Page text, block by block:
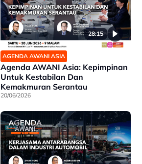
28:15
AGENDA AWANI ASIA
Agenda AWANI Asia: Kepimpinan
Untuk Kestabilan Dan
Kemakmuran Serantau
20/06/2026